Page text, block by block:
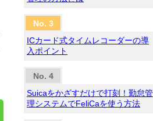
ICカード式タイムレコーダーの導
入ポイント
Suicaをかざすだけで打刻！勤怠管
理システムでFeliCaを使う方法